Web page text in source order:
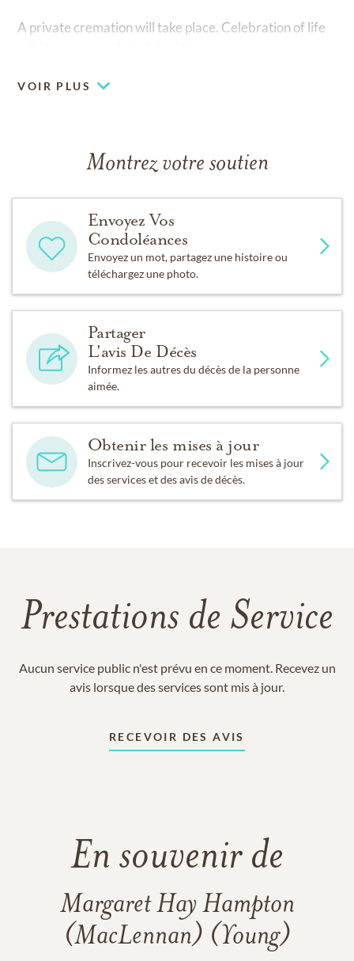
A private cremation will take place. Celebration of life
VOIR PLUS
Montrez votre soutien
Envoyez Vos
Condoléances
Envoyez un mot, partagez une histoire ou
téléchargez une photo.
Partager
L'avis De Décès
Informez les autres du décès de la personne
aimée.
Obtenir les mises à jour
Inscrivez-vous pour recevoir les mises à jour
des services et des avis de décès.
Prestations de Service
Aucun service public n'est prévu en ce moment. Recevez un
avis lorsque des services sont mis à jour.
RECEVOIR DES AVIS
En souvenir de
Margaret Hay Hampton
(MacLennan) (Young)